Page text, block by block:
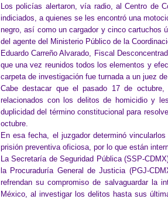
Los policías alertaron, vía radio, al Centro de
indiciados, a quienes se les encontró una
negro, así como un cargador y cinco cartuchos
del agente del Ministerio Público de la
Eduardo Carreño Alvarado, Fiscal
que una vez reunidos todos los elementos y
carpeta de investigación fue turnada a un juez
Cabe destacar que el pasado 17 de
relacionados con los delitos de homicidio y
duplicidad del término constitucional para
octubre.
En esa fecha, el juzgador determinó
prisión preventiva oficiosa, por lo que están
La Secretaría de Seguridad Pública (SSP-
la Procuraduría General de Justicia (PGJ-
refrendan su compromiso de salvaguardar la
México, al investigar los delitos hasta sus